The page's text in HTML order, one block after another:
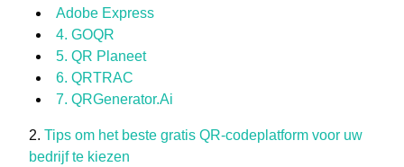
Adobe Express
4. GOQR
5. QR Planeet
6. QRTRAC
7. QRGenerator.Ai
Tips om het beste gratis QR-codeplatform voor uw
bedrijf te kiezen